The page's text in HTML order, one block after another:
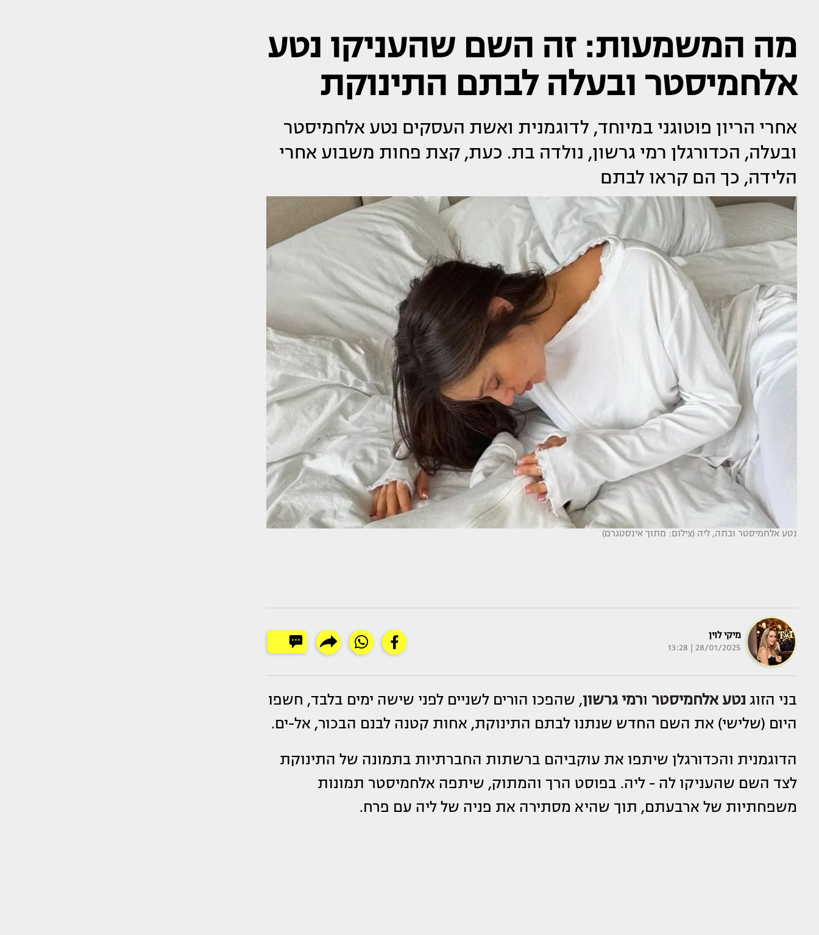
מה המשמעות: זה השם שהעניקו נטע
אלחמיסטר ובעלה לבתם התינוקת
אחרי הריון פוטוגני במיוחד, לדוגמנית ואשת העסקים נטע אלחמיסטר
ובעלה, הכדורגלן רמי גרשון, נולדה בת. כעת, קצת פחות משבוע אחרי
הלידה, כך הם קראו לבתם
נטע אלחמיסטר ובתה, ליה (צילום: מתוך אינסטגרם)
מיקי לוין
28/01/2025 | 13:28
בני הזוג נטע אלחמיסטר ורמי גרשון, שהפכו הורים לשניים לפני שישה ימים בלבד, חשפו
היום (שלישי) את השם החדש שנתנו לבתם התינוקת, אחות קטנה לבנם הבכור, אל-ים.
הדוגמנית והכדורגלן שיתפו את עוקביהם ברשתות החברתיות בתמונה של התינוקת
לצד השם שהעניקו לה - ליה. בפוסט הרך והמתוק, שיתפה אלחמיסטר תמונות
משפחתיות של ארבעתם, תוך שהיא מסתירה את פניה של ליה עם פרח.